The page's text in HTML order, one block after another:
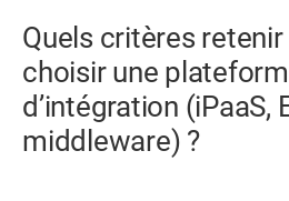
Quels critères
choisir une
d’intégration (iPaaS,
middleware) ?